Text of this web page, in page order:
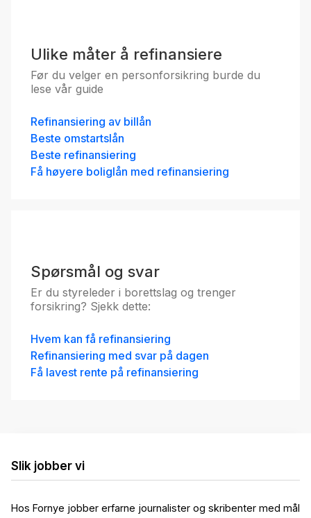
Ulike måter å refinansiere
Før du velger en personforsikring burde du
lese vår guide
Refinansiering av billån
Beste omstartslån
Beste refinansiering
Få høyere boliglån med refinansiering
Spørsmål og svar
Er du styreleder i borettslag og trenger
forsikring? Sjekk dette:
Hvem kan få refinansiering
Refinansiering med svar på dagen
Få lavest rente på refinansiering
Slik jobber vi
Hos Fornye jobber erfarne journalister og skribenter med mål